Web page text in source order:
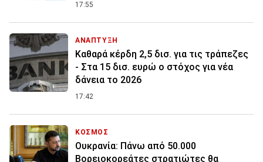
17:55
ΑΝΑΠΤΥΞΗ
Καθαρά κέρδη 2,5 δισ. για τις τράπεζες
- Στα 15 δισ. ευρώ ο στόχος για νέα
δάνεια το 2026
17:42
ΚΟΣΜΟΣ
Ουκρανία: Πάνω από 50.000
Βορειοκορεάτες στρατιώτες θα